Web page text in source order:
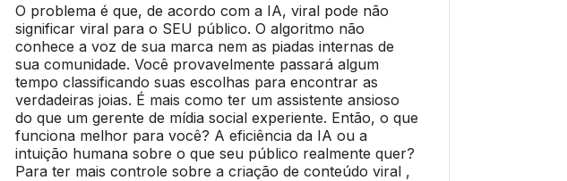
O problema é que, de acordo com a IA, viral pode não
significar viral para o SEU público. O algoritmo não
conhece a voz de sua marca nem as piadas internas de
sua comunidade. Você provavelmente passará algum
tempo classificando suas escolhas para encontrar as
verdadeiras joias. É mais como ter um assistente ansioso
do que um gerente de mídia social experiente. Então, o que
funciona melhor para você? A eficiência da IA ou a
intuição humana sobre o que seu público realmente quer?
Para ter mais controle sobre a criação de conteúdo viral ,